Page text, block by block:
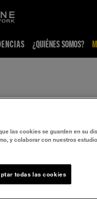
¿QUIÉNES SOMOS?
S.A.
L’ORÉAL
en su dispositivo
las cookies se guarden en su
y colaborar con nuestros
todas las cookies